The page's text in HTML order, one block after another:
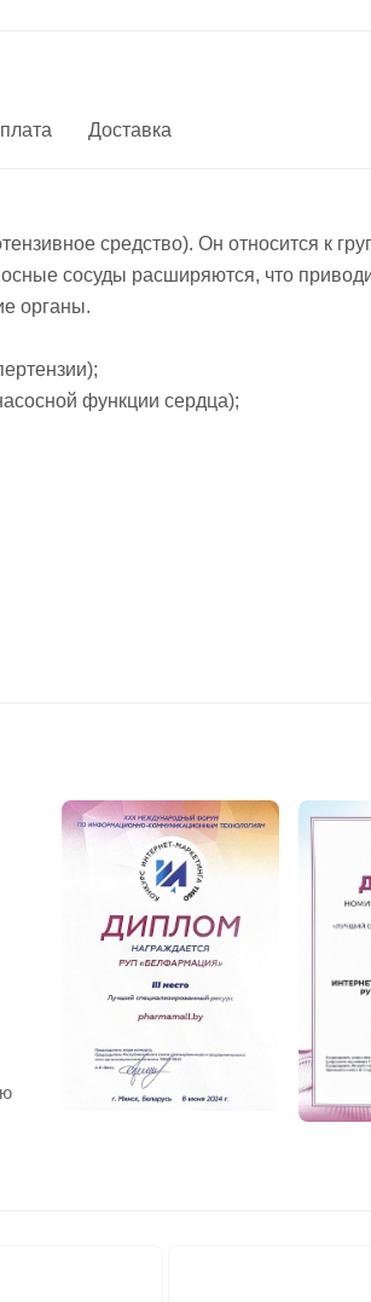
Доставка
средство). Он относится к
сосуды расширяются, что
органы.
функции сердца);